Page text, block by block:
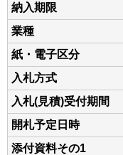
納入期限
業種
紙・電子区分
入札方式
入札(見積)受付期間
開札予定日時
添付資料その1